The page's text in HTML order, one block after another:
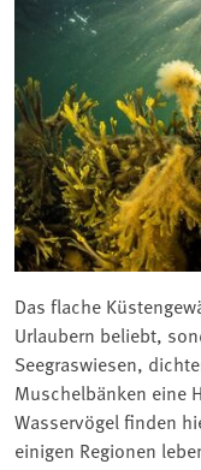
Das flache
Urlaubern beliebt,
Seegraswiesen,
Muschelbänken eine
Wasservögel finden
einigen Regionen